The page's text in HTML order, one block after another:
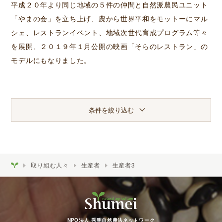
平成２０年より同じ地域の５件の仲間と自然派農民ユニット
「やまの会」を立ち上げ、農から世界平和をモットーにマル
シェ、レストランイベント、地域次世代育成プログラム等々
を展開、２０１９年１月公開の映画「そらのレストラン」の
モデルにもなりました。
条件を絞り込む
取り組む人々 生産者 生産者3
NPO法人 秀明自然農法ネットワーク